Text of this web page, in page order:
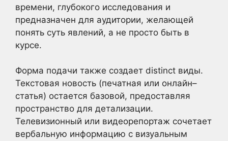
времени, глубокого исследования и
предназначен для аудитории, желающей
понять суть явлений, а не просто быть в
курсе.
Форма подачи также создает distinct виды.
Текстовая новость (печатная или онлайн–
статья) остается базовой, предоставляя
пространство для детализации.
Телевизионный или видеорепортаж сочетает
вербальную информацию с визуальным